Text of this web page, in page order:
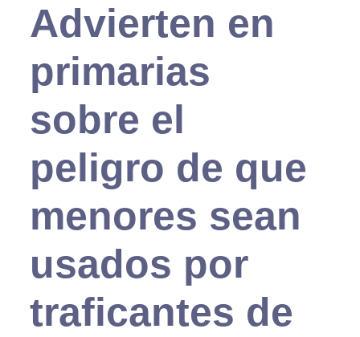
Advierten en
primarias
sobre el
peligro de que
menores sean
usados por
traficantes de